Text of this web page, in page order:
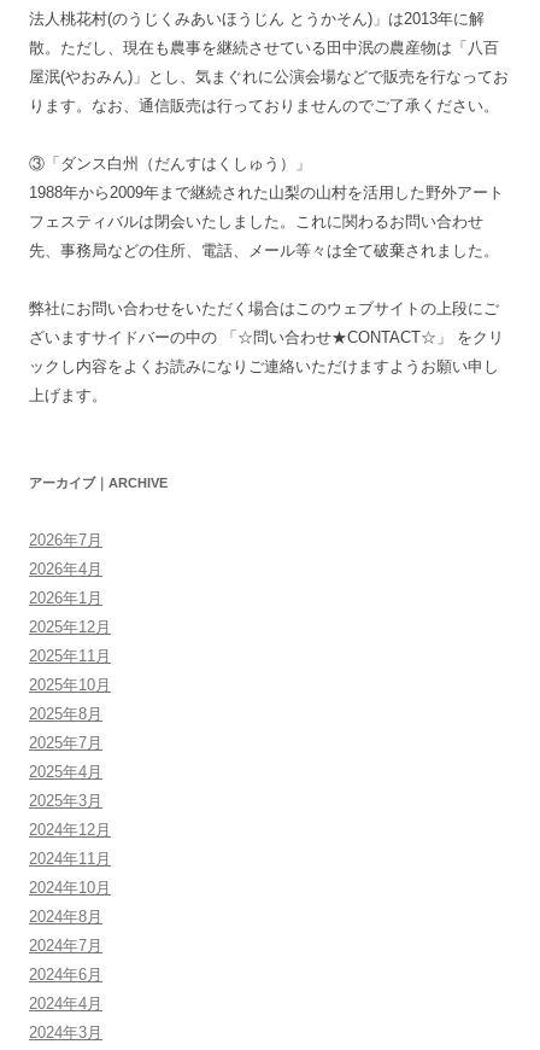
法人桃花村(のうじくみあいほうじん とうかそん)」は2013年に解
散。ただし、現在も農事を継続させている田中泯の農産物は「八百
屋泯(やおみん)」とし、気まぐれに公演会場などで販売を行なってお
ります。なお、通信販売は行っておりませんのでご了承ください。
③「ダンス白州（だんすはくしゅう）」
1988年から2009年まで継続された山梨の山村を活用した野外アート
フェスティバルは閉会いたしました。これに関わるお問い合わせ
先、事務局などの住所、電話、メール等々は全て破棄されました。
弊社にお問い合わせをいただく場合はこのウェブサイトの上段にご
ざいますサイドバーの中の 「☆問い合わせ★CONTACT☆」 をクリ
ックし内容をよくお読みになりご連絡いただけますようお願い申し
上げます。
アーカイブ｜ARCHIVE
2026年7月
2026年4月
2026年1月
2025年12月
2025年11月
2025年10月
2025年8月
2025年7月
2025年4月
2025年3月
2024年12月
2024年11月
2024年10月
2024年8月
2024年7月
2024年6月
2024年4月
2024年3月